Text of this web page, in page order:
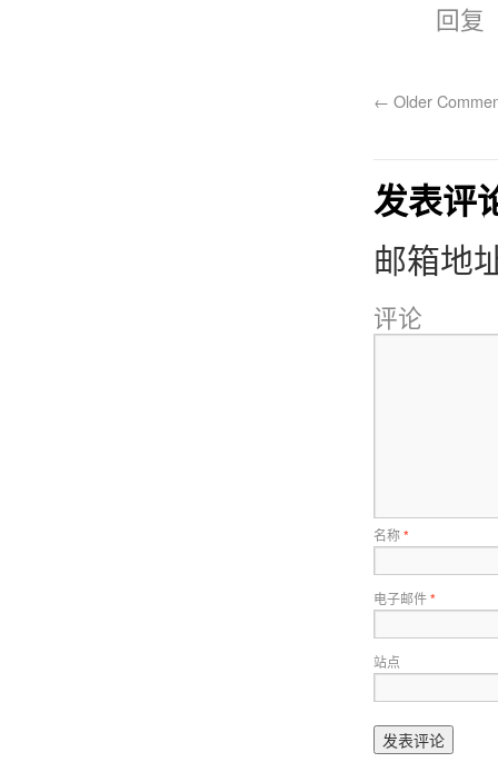
回复
← Older
发表评
邮箱地
评论
名称*
电子邮件*
站点